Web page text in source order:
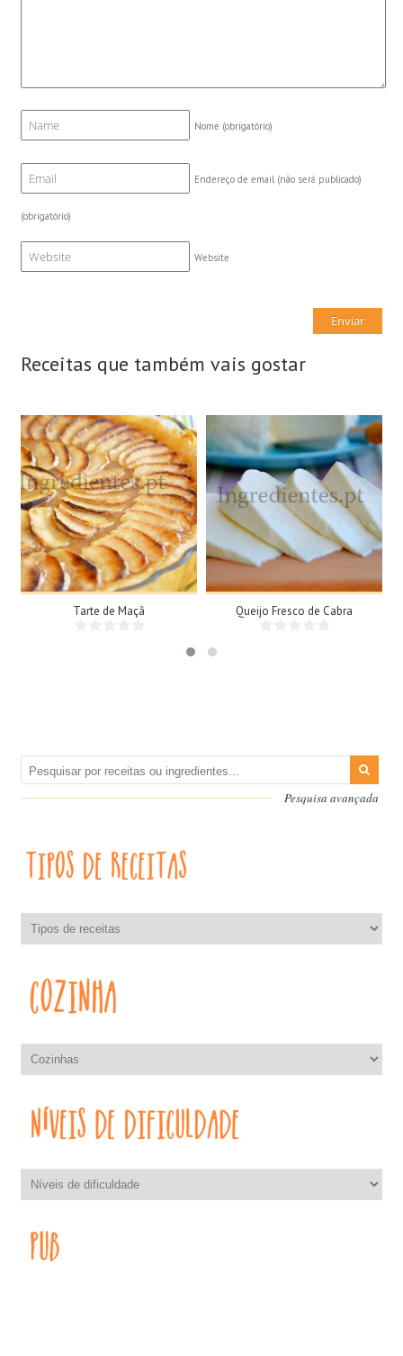
Nome (obrigatório)
Endereço de email (não será publicado)
(obrigatório)
Website
Receitas que também vais gostar
8 Doses
8 Pessoas
45Min
Tarte de Maçã
1 Queijo grande, 1kg
N/A
Queijo Fresco de Cabra
Pesquisa avançada